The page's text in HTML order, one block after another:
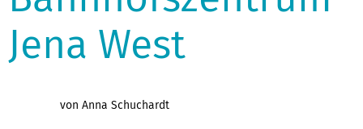
Jena West
von Anna Schuchardt